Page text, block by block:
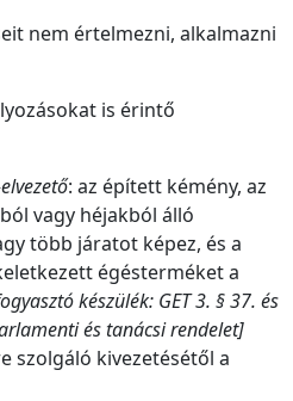
nem értelmezni, alkalmazni
is érintő
: az épített kémény, az
vagy héjakból álló
több járatot képez, és a
égésterméket a
készülék: GET 3. § 37. és
és tanácsi rendelet]
szolgáló kivezetésétől a